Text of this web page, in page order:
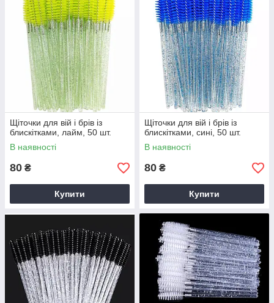
Щіточки для вій і брів із
блискітками, лайм, 50 шт.
В наявності
80 ₴
Купити
Щіточки для вій і брів із
блискітками, сині, 50 шт.
В наявності
80 ₴
Купити